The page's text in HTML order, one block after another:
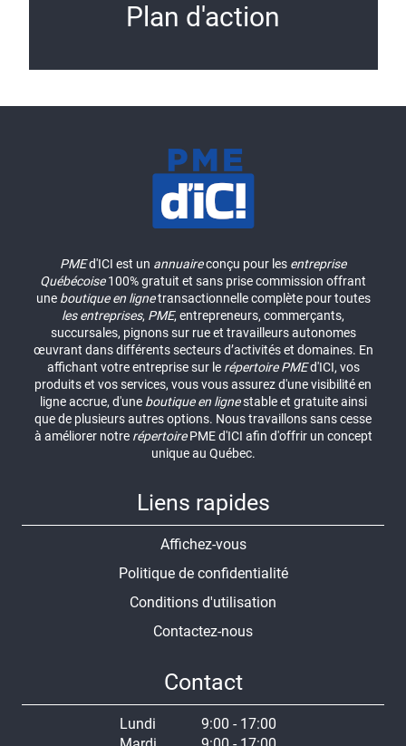
Plan d'action
PMEd'ICI est un annuaireconçu pour les entreprise
Québécoise100% gratuit et sans prise commission offrant
une boutique en lignetransactionnelle complète pour toutes
les entreprises, PME, entrepreneurs, commerçants,
succursales, pignons sur rue et travailleurs autonomes
œuvrant dans différents secteurs d’activités et domaines. En
affichant votre entreprise sur le répertoire PMEd'ICI, vos
produits et vos services, vous vous assurez d'une visibilité en
ligne accrue, d'une boutique en lignestable et gratuite ainsi
que de plusieurs autres options. Nous travaillons sans cesse
à améliorer notre répertoirePME d'ICI afin d'offrir un concept
unique au Québec.
Liens rapides
Affichez-vous
Politique de confidentialité
Conditions d'utilisation
Contactez-nous
Contact
Lundi
9:00 - 17:00